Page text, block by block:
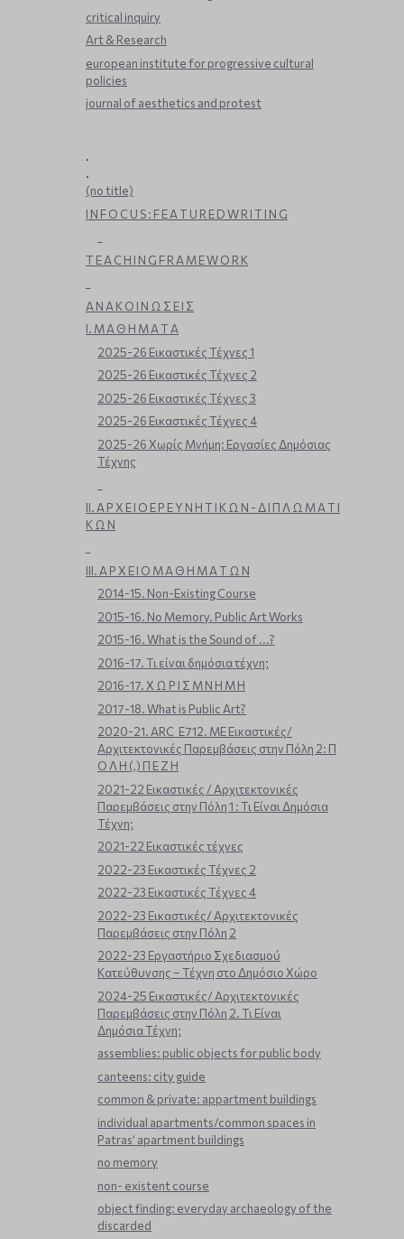
critical inquiry
Art & Research
european institute for progressive cultural
policies
journal of aesthetics and protest
.
.
(no title)
I N F O C U S : F E A T U R E D W R I T I N G
T E A C H I N G F R A M E W O R K
Α Ν Α Κ Ο Ι Ν Ω Σ Ε Ι Σ
Ι. Μ Α Θ Η Μ Α Τ Α
2025-26 Εικαστικές Τέχνες 1
2025-26 Εικαστικές Τέχνες 2
2025-26 Εικαστικές Τέχνες 3
2025-26 Εικαστικές Τέχνες 4
2025-26 Χωρίς Μνήμη: Εργασίες Δημόσιας
Τέχνης
ΙΙ. Α Ρ Χ Ε Ι Ο Ε Ρ Ε Υ Ν Η Τ Ι Κ Ω Ν - Δ Ι Π Λ Ω Μ Α Τ Ι
Κ Ω Ν
ΙΙΙ. Α Ρ Χ Ε Ι Ο Μ Α Θ Η Μ Α Τ Ω Ν
2014-15. Non-Existing Course
2015-16. No Memory. Public Art Works
2015-16. What is the Sound of ...?
2016-17. Τι είναι δημόσια τέχνη;
2016-17. Χ Ω Ρ Ι Σ Μ Ν Η Μ Η
2017-18. What is Public Art?
2020-21. ARC_E712. ΜΕ Εικαστικές/
Αρχιτεκτονικές Παρεμβάσεις στην Πόλη 2: Π
Ο Λ Η (,) Π Ε Ζ Η
2021-22 Εικαστικές / Αρχιτεκτονικές
Παρεμβάσεις στην Πόλη 1 : Τι Είναι Δημόσια
Τέχνη;
2021-22 Εικαστικές τέχνες
2022-23 Εικαστικές Τέχνες 2
2022-23 Εικαστικές Τέχνες 4
2022-23 Εικαστικές/ Αρχιτεκτονικές
Παρεμβάσεις στην Πόλη 2
2022-23 Εργαστήριο Σχεδιασμού
Κατεύθυνσης – Τέχνη στο Δημόσιο Χώρο
2024-25 Εικαστικές/ Αρχιτεκτονικές
Παρεμβάσεις στην Πόλη 2. Τι Είναι
Δημόσια Τέχνη;
assemblies: public objects for public body
canteens: city guide
common & private: appartment buildings
individual apartments/common spaces in
Patras’ apartment buildings
no memory
non- existent course
object finding: everyday archaeology of the
discarded